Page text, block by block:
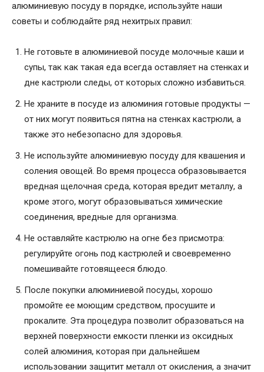
алюминиевую посуду в порядке, используйте наши
советы и соблюдайте ряд нехитрых правил:
Не готовьте в алюминиевой посуде молочные каши и
супы, так как такая еда всегда оставляет на стенках и
дне кастрюли следы, от которых сложно избавиться.
Не храните в посуде из алюминия готовые продукты —
от них могут появиться пятна на стенках кастрюли, а
также это небезопасно для здоровья.
Не используйте алюминиевую посуду для квашения и
соления овощей. Во время процесса образовывается
вредная щелочная среда, которая вредит металлу, а
кроме этого, могут образовываться химические
соединения, вредные для организма.
Не оставляйте кастрюлю на огне без присмотра:
регулируйте огонь под кастрюлей и своевременно
помешивайте готовящееся блюдо.
После покупки алюминиевой посуды, хорошо
промойте ее моющим средством, просушите и
прокалите. Эта процедура позволит образоваться на
верхней поверхности емкости пленки из оксидных
солей алюминия, которая при дальнейшем
использовании защитит металл от окисления, а значит